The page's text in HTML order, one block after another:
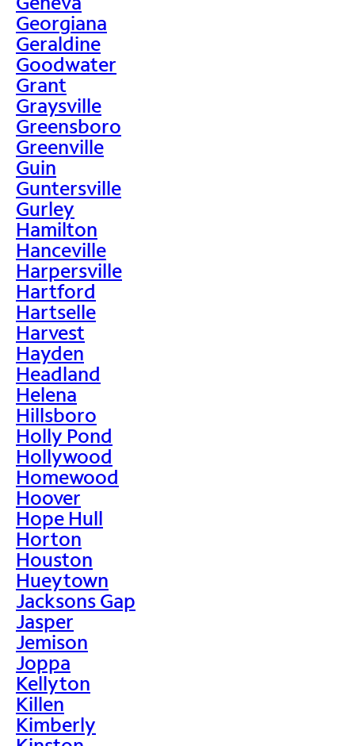
Georgiana
Geraldine
Goodwater
Grant
Graysville
Greensboro
Greenville
Guin
Guntersville
Gurley
Hamilton
Hanceville
Harpersville
Hartford
Hartselle
Harvest
Hayden
Headland
Helena
Hillsboro
Holly Pond
Hollywood
Homewood
Hoover
Hope Hull
Horton
Houston
Hueytown
Jacksons Gap
Jasper
Jemison
Joppa
Kellyton
Killen
Kimberly